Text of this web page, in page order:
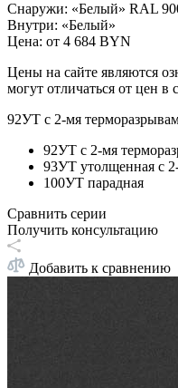
Снаружи: «Белый» RAL
Внутри: «Белый»
Цена: от 4 684 BYN
Цены на сайте являются
могут отличаться от цен в
92УТ с 2-мя
92УТ с 2-мя
93УТ утолщенная с
100УТ парадная
Сравнить серии
Получить консультацию
Добавить к сравнению